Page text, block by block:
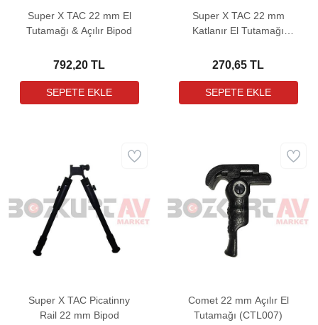
Super X TAC 22 mm El
Tutamağı & Açılır Bipod
792,20 TL
Super X TAC 22 mm
Katlanır El Tutamağı
270,65 TL
Super X TAC Picatinny
Rail 22 mm Bipod
Comet 22 mm Açılır El
Tutamağı (CTL007)